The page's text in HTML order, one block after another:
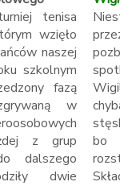
tenisa
wzięło
naszej
szkolnym
fazą
w
z grup
dalszego
dwie
bo